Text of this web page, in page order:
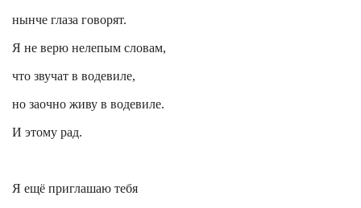
нынче глаза говорят.
Я не верю нелепым словам,
что звучат в водевиле,
но заочно живу в водевиле.
И этому рад.
Я ещё приглашаю тебя